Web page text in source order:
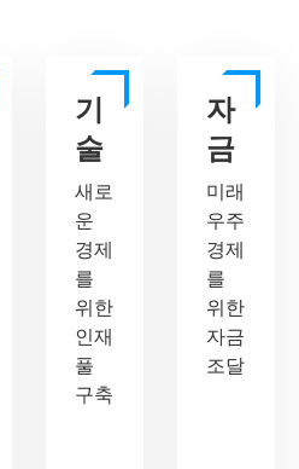
기
술
새로
운
경제
를
위한
인재
풀
구축
자
금
미래
우주
경제
를
위한
자금
조달